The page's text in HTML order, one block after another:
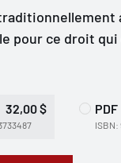
pour ce droit
32,00 $ PDF
ISBN: